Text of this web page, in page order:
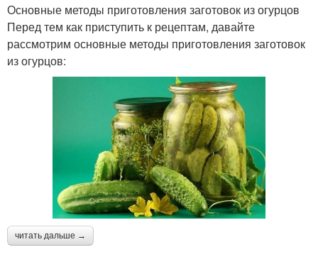
Основные методы приготовления заготовок из огурцов
Перед тем как приступить к рецептам, давайте
рассмотрим основные методы приготовления заготовок
из огурцов:
читать дальше →